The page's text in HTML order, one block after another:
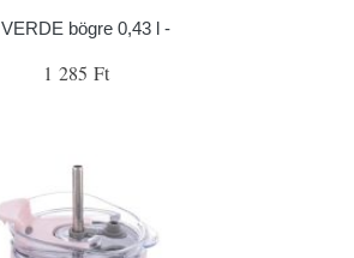
VERDE bögre 0,43 l -
1 285 Ft